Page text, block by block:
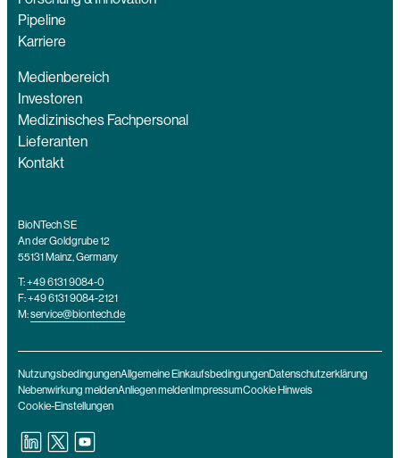
Pipeline
Karriere
Medienbereich
Investoren
Medizinisches Fachpersonal
Lieferanten
Kontakt
BioNTech SE
An der Goldgrube 12
55131 Mainz, Germany
T:+49 6131 9084-0
F: +49 6131 9084-2121
M:service@biontech.de
NutzungsbedingungenAllgemeine EinkaufsbedingungenDatenschutzerklärung
Nebenwirkung meldenAnliegen melden ImpressumCookie Hinweis
Cookie-Einstellungen